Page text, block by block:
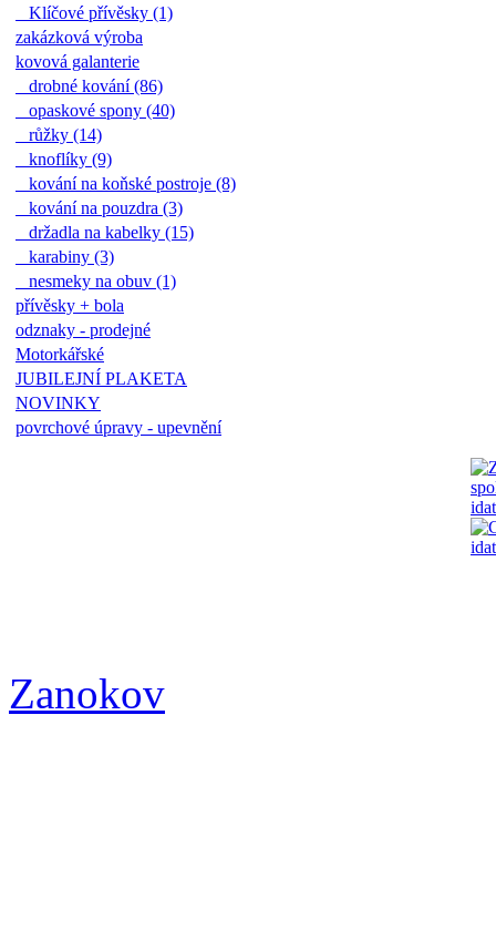
Klíčové přívěsky (1)
zakázková výroba
kovová galanterie
drobné kování (86)
opaskové spony (40)
růžky (14)
knoflíky (9)
kování na koňské postroje (8)
kování na pouzdra (3)
držadla na kabelky (15)
karabiny (3)
nesmeky na obuv (1)
přívěsky + bola
odznaky - prodejné
Motorkářské
JUBILEJNÍ PLAKETA
NOVINKY
povrchové úpravy - upevnění
Zanokov